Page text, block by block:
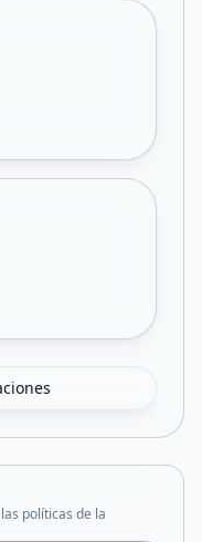
políticas de la